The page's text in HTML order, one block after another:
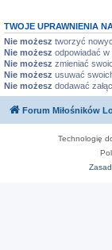
TWOJE UPRAWNIENIA
Nie możesz tworzyć
Nie możesz odpowiadać w
Nie możesz zmieniać
Nie możesz usuwać
Nie możesz dodawać
Forum Miłośników
Technologię